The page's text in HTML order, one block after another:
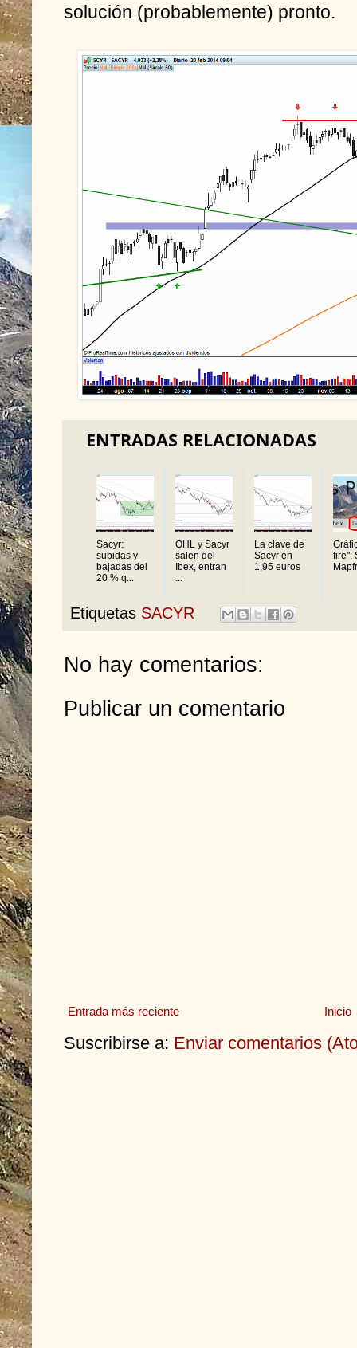
solución (probablemente) pronto.
ENTRADAS RELACIONADAS
Sacyr:
subidas y
bajadas del
20 % q...
OHL y Sacyr
salen del
Ibex, entran
...
La clave de
Sacyr en
1,95 euros
fire":
Etiquetas SACYR
No hay comentarios:
Publicar un comentario
Entrada más reciente Inicio
Suscribirse a: Enviar comentarios